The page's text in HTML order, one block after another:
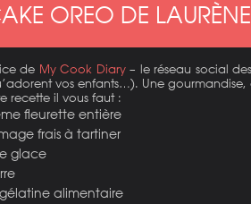
OREO DE LAURÈNE
de My Cook Diary– le réseau social
vos enfants…). Une gourmandise,
recette il vous faut :
fleurette entière
frais à tartiner
glace
alimentaire